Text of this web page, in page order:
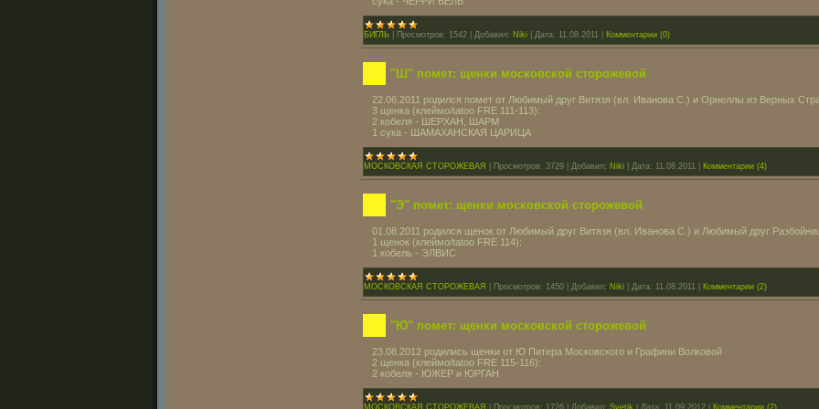
БИГЛЬ Просмотров: 1542 Добавил: Niki Дата: 11.08.2011 Комментарии (0)
"Ш" помет: щенки московской сторожевой
22.06.2011 родился помет от Любимый друг Витязя (вл. Иванова С.) и Орнеллы из Верных
3 щенка (клеймо/tatoo FRE 111-113):
2 кобеля - ШЕРХАН, ШАРМ
1 сука - ШАМАХАНСКАЯ ЦАРИЦА
МОСКОВСКАЯ СТОРОЖЕВАЯ Просмотров: 3729 Добавил: Niki Дата: 11.08.2011 Комментарии (4)
"Э" помет: щенки московской сторожевой
01.08.2011 родился щенок от Любимый друг Витязя (вл. Иванова С.) и Любимый друг
1 щенок (клеймо/tatoo FRE 114):
1 кобель - ЭЛВИС
МОСКОВСКАЯ СТОРОЖЕВАЯ Просмотров: 1450 Добавил: Niki Дата: 11.08.2011 Комментарии (2)
"Ю" помет: щенки московской сторожевой
23.08.2012 родились щенки от Ю Питера Московского и Графини Волковой
2 щенка (клеймо/tatoo FRE 115-116):
2 кобеля - ЮЖЕР и ЮРГАН
МОСКОВСКАЯ СТОРОЖЕВАЯ Просмотров: 1726 Добавил: Svetik Дата: 11.09.2012 Комментарии (2)